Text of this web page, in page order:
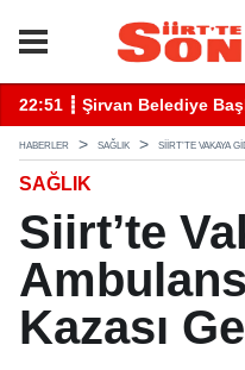
22:41 ┋ Siirt’te Baraj
HABERLER SAĞLIK SIIRT’TE VAKAYA
SAĞLIK
Siirt’te
Kazası